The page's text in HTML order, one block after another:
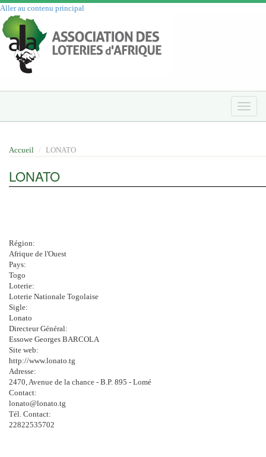
Aller au contenu principal
Toggle
Accueil LONATO
LONATO
Région:
Afrique de l'Ouest
Pays:
Togo
Loterie:
Loterie Nationale Togolaise
Sigle:
Lonato
Directeur Général:
Essowe Georges BARCOLA
Site web:
http://www.lonato.tg
Adresse:
2470, Avenue de la chance - B.P. 895 - Lomé
Contact:
lonato@lonato.tg
Tél. Contact:
22822535702